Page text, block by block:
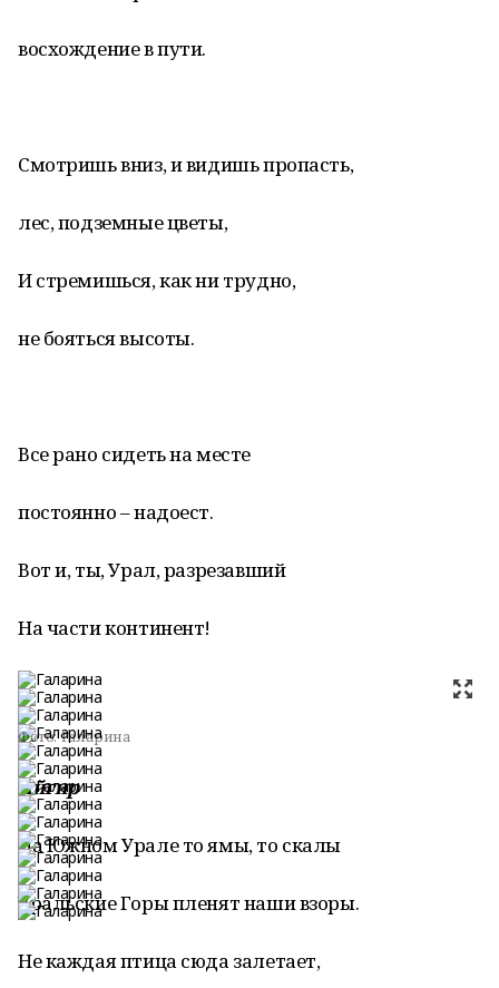
восхождение в пути.
Смотришь вниз, и видишь пропасть,
лес, подземные цветы,
И стремишься, как ни трудно,
не бояться высоты.
Все рано сидеть на месте
постоянно – надоест.
Вот и, ты, Урал, разрезавший
На части континент!
Фото: Галарина
Айгир
На Южном Урале то ямы, то скалы
Уральские Горы пленят наши взоры.
Не каждая птица сюда залетает,